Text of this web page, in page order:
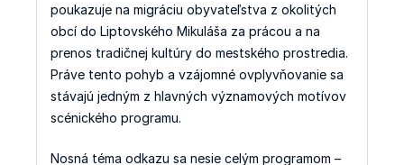
poukazuje na migráciu obyvateľstva z okolitých
obcí do Liptovského Mikuláša za prácou a na
prenos tradičnej kultúry do mestského prostredia.
Práve tento pohyb a vzájomné ovplyvňovanie sa
stávajú jedným z hlavných významových motívov
scénického programu.
Nosná téma odkazu sa nesie celým programom –